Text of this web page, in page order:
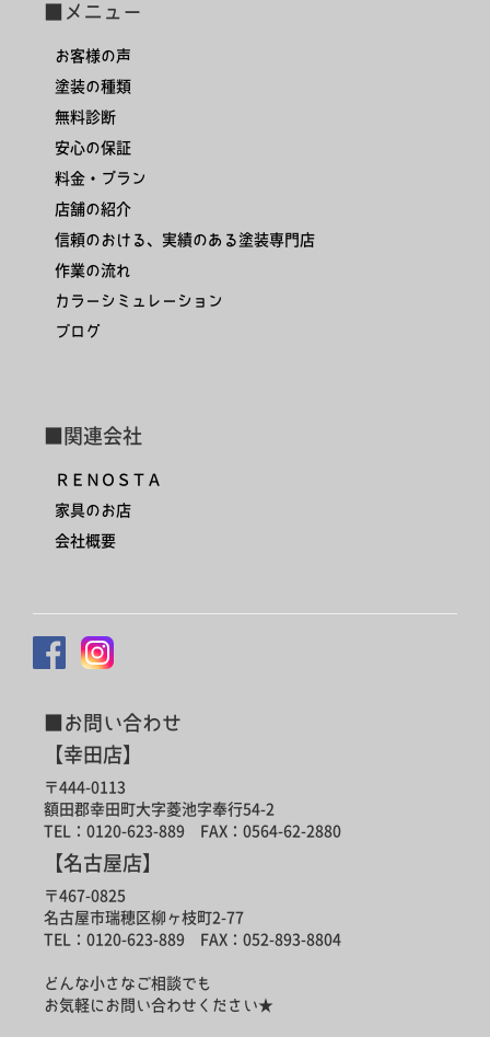
■メニュー
お客様の声
塗装の種類
無料診断
安心の保証
料金・プラン
店舗の紹介
信頼のおける、実績のある塗装専門店
作業の流れ
カラーシミュレーション
ブログ
■関連会社
ＲＥＮＯＳＴＡ
家具のお店
会社概要
■お問い合わせ
【幸田店】
〒444-0113
額田郡幸田町大字菱池字奉行54-2
TEL：0120-623-889 FAX：0564-62-2880
【名古屋店】
〒467-0825
名古屋市瑞穂区柳ヶ枝町2-77
TEL：0120-623-889 FAX：052-893-8804
どんな小さなご相談でも
お気軽にお問い合わせください★